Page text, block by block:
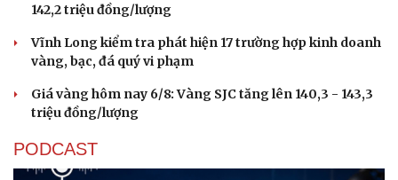
142,2 triệu đồng/lượng
Vĩnh Long kiểm tra phát hiện 17 trường hợp kinh doanh
vàng, bạc, đá quý vi phạm
Giá vàng hôm nay 6/8: Vàng SJC tăng lên 140,3 - 143,3
triệu đồng/lượng
PODCAST